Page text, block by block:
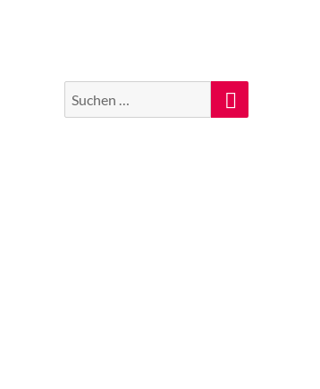
Suche
nach:
Suchen